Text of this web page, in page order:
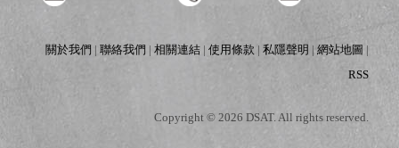
關於我們 |聯絡我們 |相關連結 |使用條款 |私隱聲明 |網站地圖 |
RSS
Copyright © 2026 DSAT. All rights reserved.